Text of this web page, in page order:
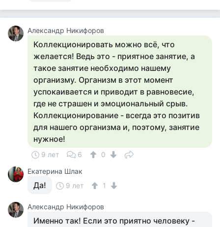
Александр Никифоров
Коллекционировать можно всё, что
желается! Ведь это - приятное занятие, а
такое занятие необходимо нашему
организму. Организм в этот момент
успокаивается и приводит в равновесие,
где не страшен и эмоциональный срыв.
Коллекционирование - всегда это позитив
для нашего организма и, поэтому, занятие
нужное!
9 лет 6
0
Екатерина Шлак
Да! 9 лет 1
Александр Никифоров
Именно так! Если это приятно человеку -